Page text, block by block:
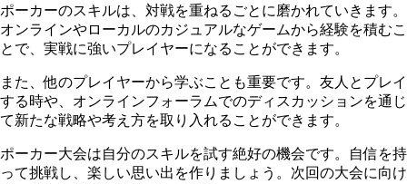
ポーカーのスキルは、対戦を重ねるごとに磨かれていきます。
オンラインやローカルのカジュアルなゲームから経験を積むこ
とで、実戦に強いプレイヤーになることができます。
また、他のプレイヤーから学ぶことも重要です。友人とプレイ
する時や、オンラインフォーラムでのディスカッションを通じ
て新たな戦略や考え方を取り入れることができます。
ポーカー大会は自分のスキルを試す絶好の機会です。自信を持
って挑戦し、楽しい思い出を作りましょう。次回の大会に向け